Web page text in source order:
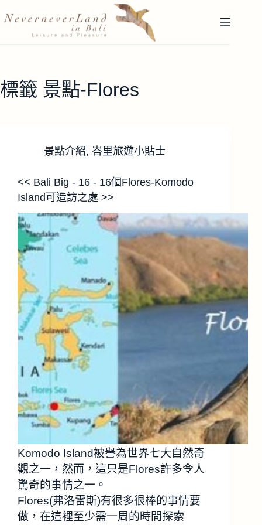
至
容
標籤 景點-Flores
景點介紹, 峇里旅遊小貼士
<< Bali Big - 16 - 16個Flores-Komodo
Island可造訪之處 >>
Komodo Island被譽為世界七大自然奇
觀之一，然而，這只是Flores許多令人
驚奇的事情之一。
Flores(弗洛雷斯)有很多很棒的事情要
做，在這裡至少需一周的時間探索